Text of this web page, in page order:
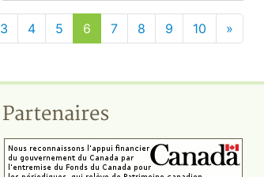
3 4 5 6 7 8 9 10 »
Partenaires